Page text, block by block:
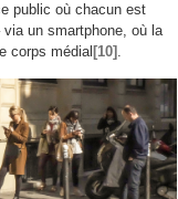
public où chacun est
un smartphone, où la
corps médial [10] .